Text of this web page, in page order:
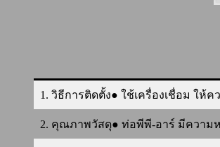
1. วิธีการติดตั้ง● ใช้เครื่องเชื่อม ให้
2. คุณภาพวัสดุ● ท่อพีพี-อาร์ มีความ